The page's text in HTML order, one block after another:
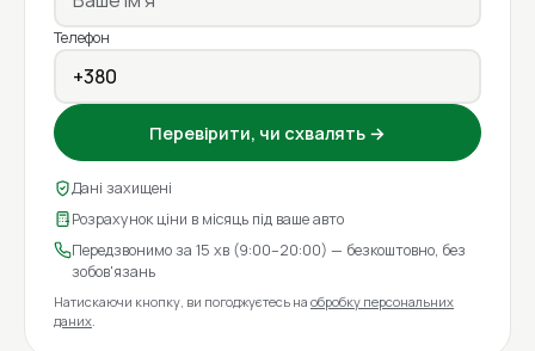
Телефон
Перевірити, чи схвалять →
Дані захищені
Розрахунок ціни в місяць під ваше авто
Передзвонимо за 15 хв (9:00–20:00) — безкоштовно, без
зобов'язань
Натискаючи кнопку, ви погоджуєтесь на обробку персональних
даних.